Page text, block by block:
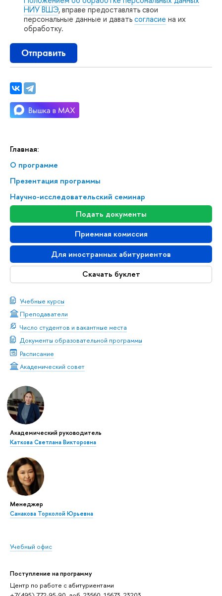
Главная:
О программе
Презентация программы
Научно-исследовательский семинар
Подать документы
Приемная комиссия
Для иностранных абитуриенто
Скачать буклет
Учебные курсы
Преподаватели
Число студентов и вакантные места
Документы образовательной программы
Расписание
Академический совет
Академический руководитель
Каткова Светлана Викторовна
Менеджер
Санакова Торколой Юрьевна
Учебный офис
Поступление на программу
Центр по работе с абитуриентами
НИУ ВШЭ, вправе предоставлять свои
персональные данные и даватьсогласие на их
обработку.
Отправить